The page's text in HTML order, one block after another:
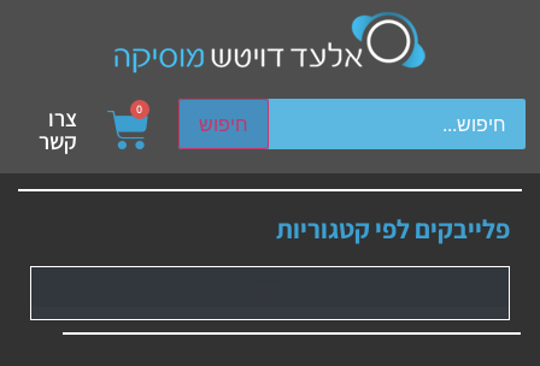
חיפוש
device users, explore by touch or with swipe gestures.
0 צרו
קשר
פלייבקים לפי קטגוריות